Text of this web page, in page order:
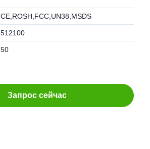
CE,ROSH,FCC,UN38,MSDS
512100
50
Запрос сейчас